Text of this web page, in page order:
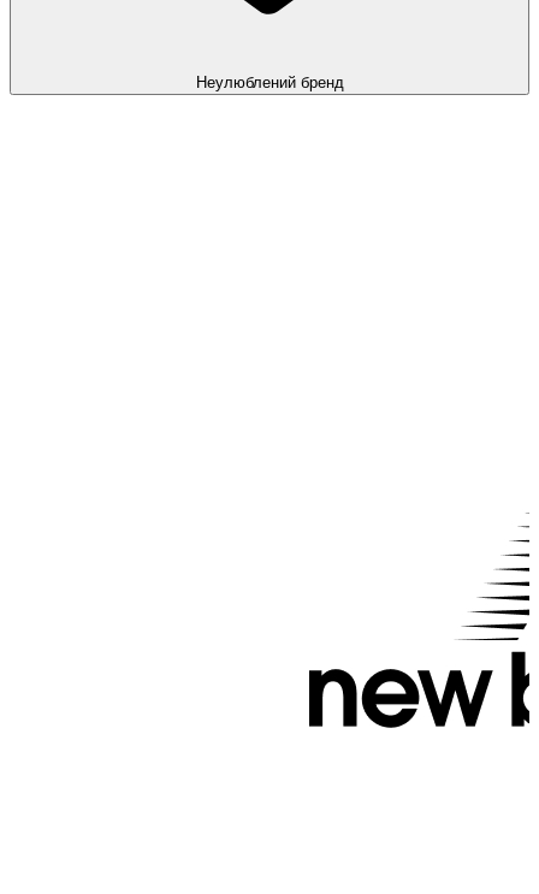
Неулюблений бренд